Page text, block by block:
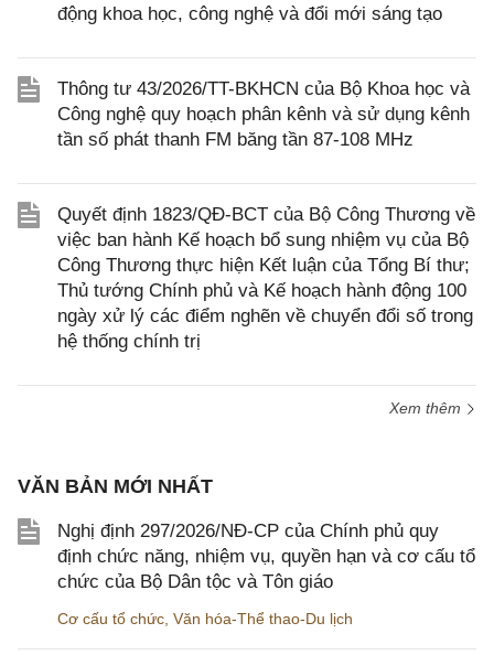
động khoa học, công nghệ và đổi mới sáng tạo
Thông tư 43/2026/TT-BKHCN của Bộ Khoa học và
Công nghệ quy hoạch phân kênh và sử dụng kênh
tần số phát thanh FM băng tần 87-108 MHz
Quyết định 1823/QĐ-BCT của Bộ Công Thương về
việc ban hành Kế hoạch bổ sung nhiệm vụ của Bộ
Công Thương thực hiện Kết luận của Tổng Bí thư;
Thủ tướng Chính phủ và Kế hoạch hành động 100
ngày xử lý các điểm nghẽn về chuyển đổi số trong
hệ thống chính trị
Xem thêm
VĂN BẢN MỚI NHẤT
Nghị định 297/2026/NĐ-CP của Chính phủ quy
định chức năng, nhiệm vụ, quyền hạn và cơ cấu tổ
chức của Bộ Dân tộc và Tôn giáo
Cơ cấu tổ chức Văn hóa-Thể thao-Du lịch